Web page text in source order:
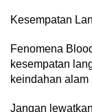
Kesempatan
Fenomena
kesempatan
keindahan alam
Jangan